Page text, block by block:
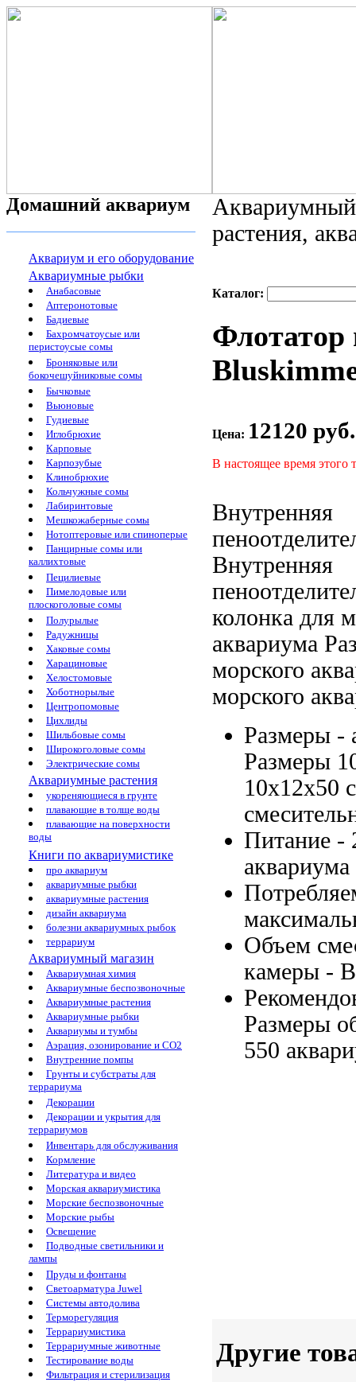
Домашний аквариум
Аквариум и его оборудование
Аквариумные рыбки
Анабасовые
Аптеронотовые
Бадиевые
Бахромчатоусые или
перистоусые сомы
Броняковые или
бокочешуйниковые сомы
Бычковые
Вьюновые
Гудиевые
Иглобрюхие
Карповые
Карпозубые
Клинобрюхие
Кольчужные сомы
Лабиринтовые
Мешкожаберные сомы
Нотоптеровые или спиноперые
Панцирные сомы или
каллихтовые
Пецилиевые
Пимелодовые или
плоскоголовые сомы
Полурылые
Радужницы
Хаковые сомы
Харациновые
Хелостомовые
Хоботнорылые
Центропомовые
Цихлиды
Шильбовые сомы
Широкоголовые сомы
Электрические сомы
Аквариумные растения
укореняющиеся в грунте
плавающие в толще воды
плавающие на поверхности
воды
Книги по аквариумистике
про аквариум
аквариумные рыбки
аквариумные растения
дизайн аквариума
болезни аквариумных рыбок
террариум
Аквариумный магазин
Аквариумная химия
Аквариумные беспозвоночные
Аквариумные растения
Аквариумные рыбки
Аквариумы и тумбы
Аэрация, озонирование и CO2
Внутренние помпы
Грунты и субстраты для
террариума
Декорации
Декорации и укрытия для
террариумов
Инвентарь для обслуживания
Кормление
Литература и видео
Морская аквариумистика
Морские беспозвоночные
Морские рыбы
Освещение
Подводные светильники и
лампы
Пруды и фонтаны
Светоарматура Juwel
Системы автодолива
Терморегуляция
Террариумистика
Террариумные животные
Тестирование воды
Фильтрация и стерилизация
растения,
Каталог:
Флотатор
Цена: 12120 руб.
В настоящее время этого
Внутренняя
Внутренняя
колонка для
аквариума
морского
морского
Размеры -
Размеры
10х12х50
Питание -
аквариума
Объем
камеры -
Размеры
550
Другие